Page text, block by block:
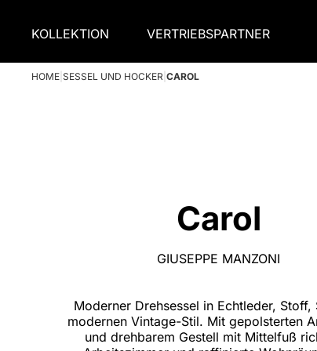
KOLLEKTION VERTRIEBSPARTNER
HOME SESSEL UND HOCKER CAROL
Carol
GIUSEPPE MANZONI
Moderner Drehsessel in Echtleder, Stoff,
modernen Vintage-Stil. Mit gepolsterten
und drehbarem Gestell mit Mittelfuß